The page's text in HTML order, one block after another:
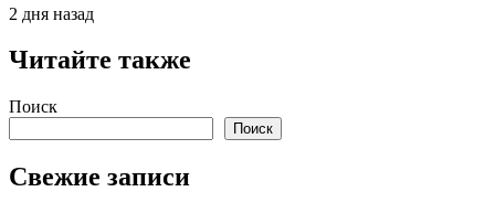
2 дня назад
Читайте также
Поиск
Поиск
Свежие записи